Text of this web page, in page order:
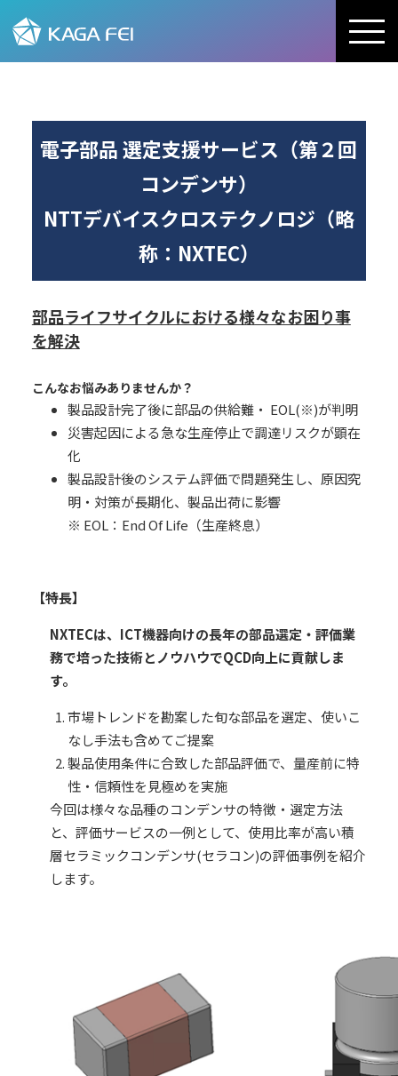
電子部品 選定支援サービス（第２回
コンデンサ）
NTTデバイスクロステクノロジ（略
称：NXTEC）
部品ライフサイクルにおける様々なお困り事
を解決
こんなお悩みありませんか？
製品設計完了後に部品の供給難・ EOL(※)が判明
災害起因による急な生産停止で調達リスクが顕在
化
製品設計後のシステム評価で問題発生し、原因究
明・対策が長期化、製品出荷に影響
※ EOL：End Of Life（生産終息）
【特長】
NXTECは、ICT機器向けの長年の部品選定・評価業
務で培った技術とノウハウでQCD向上に貢献しま
す。
市場トレンドを勘案した旬な部品を選定、使いこ
なし手法も含めてご提案
製品使用条件に合致した部品評価で、量産前に特
性・信頼性を見極めを実施
今回は様々な品種のコンデンサの特徴・選定方法
と、評価サービスの一例として、使用比率が高い積
層セラミックコンデンサ(セラコン)の評価事例を紹介
します。